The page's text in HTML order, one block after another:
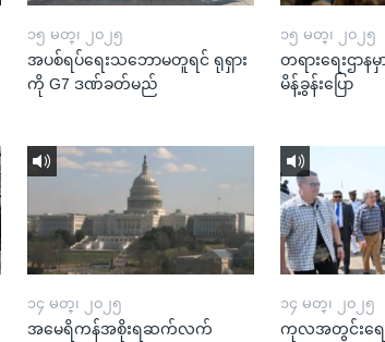
၁၅ မတ္၊ ၂၀၂၅
အပစ်ရပ်ရေးသဘောမတူရင် ရုရှား
ကို G7 ဒဏ်ခတ်မည်
၁၅ မတ္၊ ၂၀၂၅
တရားရေးဌာန
မိန့်ခွန်းပြော
၁၄ မတ္၊ ၂၀၂၅
အမေရိကန်အစိုးရဆက်လက်
၁၄ မတ္၊ ၂၀၂၅
ကုလအတွင်းရေး